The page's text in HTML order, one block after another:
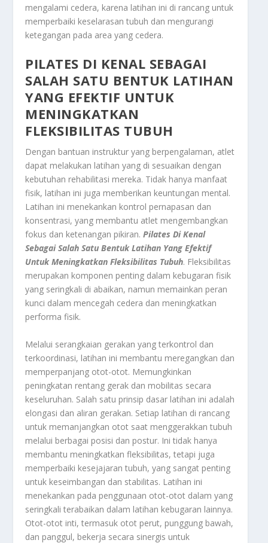
mengalami cedera, karena latihan ini di rancang untuk
memperbaiki keselarasan tubuh dan mengurangi
ketegangan pada area yang cedera.
PILATES DI KENAL SEBAGAI
SALAH SATU BENTUK LATIHAN
YANG EFEKTIF UNTUK
MENINGKATKAN
FLEKSIBILITAS TUBUH
Dengan bantuan instruktur yang berpengalaman, atlet
dapat melakukan latihan yang di sesuaikan dengan
kebutuhan rehabilitasi mereka. Tidak hanya manfaat
fisik, latihan ini juga memberikan keuntungan mental.
Latihan ini menekankan kontrol pernapasan dan
konsentrasi, yang membantu atlet mengembangkan
fokus dan ketenangan pikiran.Pilates Di Kenal
Sebagai Salah Satu Bentuk Latihan Yang Efektif
Untuk Meningkatkan Fleksibilitas Tubuh. Fleksibilitas
merupakan komponen penting dalam kebugaran fisik
yang seringkali di abaikan, namun memainkan peran
kunci dalam mencegah cedera dan meningkatkan
performa fisik.
Melalui serangkaian gerakan yang terkontrol dan
terkoordinasi, latihan ini membantu meregangkan dan
memperpanjang otot-otot. Memungkinkan
peningkatan rentang gerak dan mobilitas secara
keseluruhan. Salah satu prinsip dasar latihan ini adalah
elongasi dan aliran gerakan. Setiap latihan di rancang
untuk memanjangkan otot saat menggerakkan tubuh
melalui berbagai posisi dan postur. Ini tidak hanya
membantu meningkatkan fleksibilitas, tetapi juga
memperbaiki kesejajaran tubuh, yang sangat penting
untuk keseimbangan dan stabilitas. Latihan ini
menekankan pada penggunaan otot-otot dalam yang
seringkali terabaikan dalam latihan kebugaran lainnya.
Otot-otot inti, termasuk otot perut, punggung bawah,
dan panggul, bekerja secara sinergis untuk